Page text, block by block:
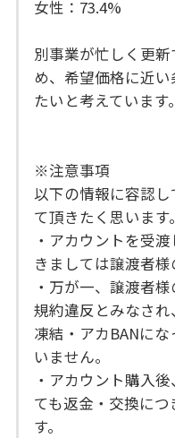
女性：73.4%
別事業が忙しく更
め、希望価格に近
たいと考えています。
※注意事項
以下の情報に容認
て頂きたく思います。
・アカウントを受
きましては譲渡者様
・万が一、譲渡者
規約違反とみなされ、
凍結・アカBANに
いません。
・アカウント購入
ても返金・交換に
す。